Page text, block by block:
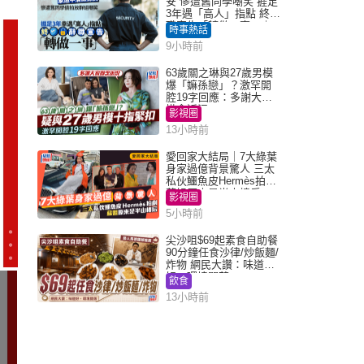
3年遇「高人」指點 終辭
職宣告「轉做一事」｜
Juicy叮
時事熱話
9小時前
63歲關之琳與27歲男模
爆「嫲孫戀」？激罕開
腔19字回應：多謝大家
掛念近況
影視圈
13小時前
愛回家大結局｜7大綠葉
身家過億背景驚人 三太
私伙鱷魚皮Hermès拍劇
蘇姐原來是半山樓后
影視圈
5小時前
尖沙咀$69起素食自助餐
90分鐘任食沙律/炒飯麵/
炸物 網民大讚：味道
好，環境闊落
飲食
13小時前